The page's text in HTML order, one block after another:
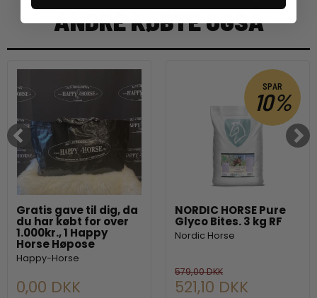
ANDRE KØBTE OGSÅ
Gratis gave til dig, da
du har købt for over
1.000kr., 1 Happy
Horse Høpose
Happy-Horse
0,00 DKK
SPAR
10%
NORDIC HORSE Pure
Glyco Bites. 3 kg RF
Nordic Horse
579,00 DKK
521,10 DKK